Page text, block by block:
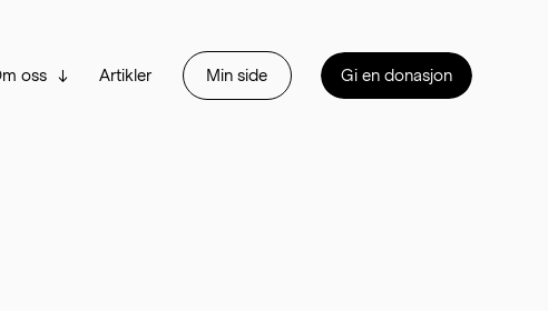
oss Artikler Min side Gi en donasjon